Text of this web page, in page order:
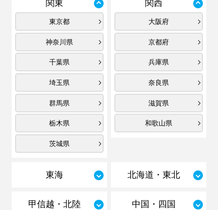
関東
東京都
神奈川県
千葉県
埼玉県
群馬県
栃木県
茨城県
関西
大阪府
京都府
兵庫県
奈良県
滋賀県
和歌山県
東海 北海道・東北
甲信越・北陸 中国・四国